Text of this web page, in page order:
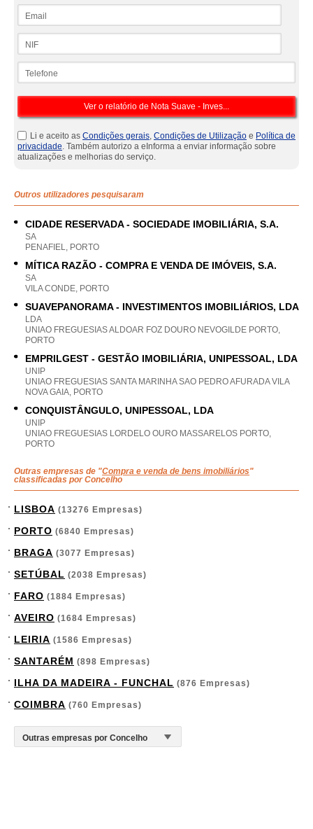
Li e aceito as Condições gerais, Condições de Utilização e Política de
privacidade. Também autorizo a eInforma a enviar informação sobre
atualizações e melhorias do serviço.
Outros utilizadores pesquisaram
CIDADE RESERVADA - SOCIEDADE IMOBILIÁRIA, S.A.
SA
PENAFIEL, PORTO
MÍTICA RAZÃO - COMPRA E VENDA DE IMÓVEIS, S.A.
SA
VILA CONDE, PORTO
SUAVEPANORAMA - INVESTIMENTOS IMOBILIÁRIOS, LDA
LDA
UNIAO FREGUESIAS ALDOAR FOZ DOURO NEVOGILDE PORTO,
PORTO
EMPRILGEST - GESTÃO IMOBILIÁRIA, UNIPESSOAL, LDA
UNIP
UNIAO FREGUESIAS SANTA MARINHA SAO PEDRO AFURADA VILA
NOVA GAIA, PORTO
CONQUISTÂNGULO, UNIPESSOAL, LDA
UNIP
UNIAO FREGUESIAS LORDELO OURO MASSARELOS PORTO,
PORTO
Outras empresas de "Compra e venda de bens imobiliários"
classificadas por Concelho
LISBOA (13276 Empresas)
PORTO (6840 Empresas)
BRAGA (3077 Empresas)
SETÚBAL (2038 Empresas)
FARO (1884 Empresas)
AVEIRO (1684 Empresas)
LEIRIA (1586 Empresas)
SANTARÉM (898 Empresas)
ILHA DA MADEIRA - FUNCHAL (876 Empresas)
COIMBRA (760 Empresas)